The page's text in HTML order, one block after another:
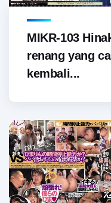
MIKR-103
renang yang
kembali...